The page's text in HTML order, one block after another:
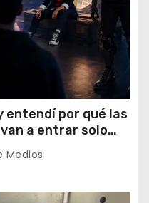
entendí por qué las
a entrar solo
Medios